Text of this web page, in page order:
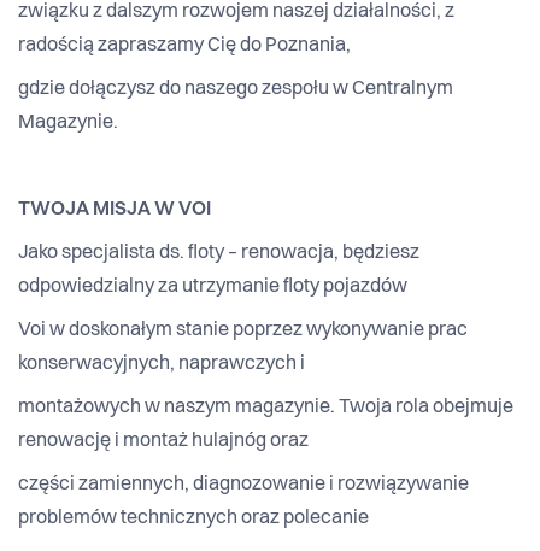
związku z dalszym rozwojem naszej działalności, z
radością zapraszamy Cię do Poznania,
gdzie dołączysz do naszego zespołu w Centralnym
Magazynie.
TWOJA MISJA W VOI
Jako specjalista ds. floty – renowacja, będziesz
odpowiedzialny za utrzymanie floty pojazdów
Voi w doskonałym stanie poprzez wykonywanie prac
konserwacyjnych, naprawczych i
montażowych w naszym magazynie. Twoja rola obejmuje
renowację i montaż hulajnóg oraz
części zamiennych, diagnozowanie i rozwiązywanie
problemów technicznych oraz polecanie